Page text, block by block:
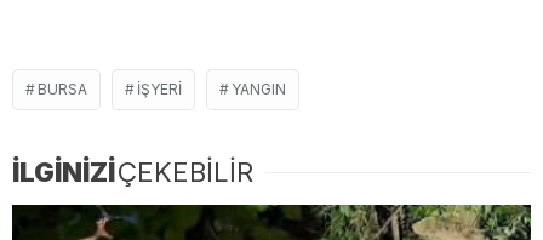
BURSA IŞYERI YANGIN
İLGİNİZİÇEKEBİLİR